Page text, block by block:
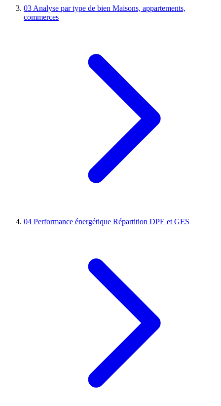
03 Analyse par type de bien Maisons, appartements,
commerces
04 Performance énergétique Répartition DPE et GES